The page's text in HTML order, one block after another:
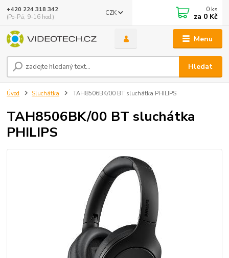
Menu
CZK
Hledat
+420 224 318 342
(Po-Pá, 9-16 hod.)
0 ks
za 0 Kč
Úvod Sluchátka TAH8506BK/00 BT sluchátka PHILIPS
TAH8506BK/00 BT sluchátka
PHILIPS